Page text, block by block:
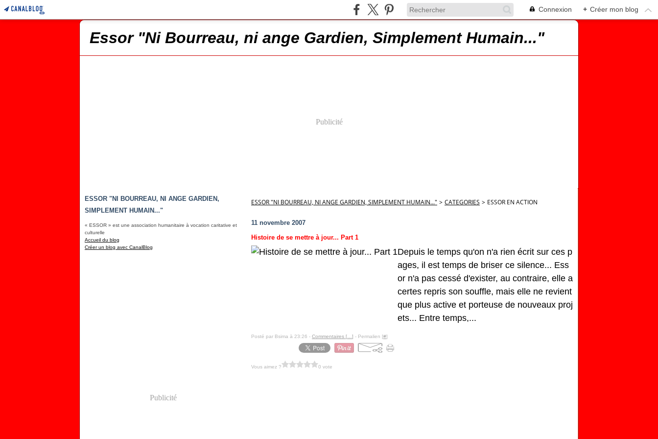
Connexion + Créer mon blog
Essor "Ni Bourreau, ni ange Gardien, Simplement Humain..."
Publicité
ESSOR "NI BOURREAU, NI ANGE GARDIEN,
SIMPLEMENT HUMAIN..."
« ESSOR » est une association humanitaire à vocation caritative et
culturelle
Accueil du blog
Créer un blog avec CanalBlog
Publicité
ESSOR "NI BOURREAU, NI ANGE GARDIEN, SIMPLEMENT HUMAIN..." > CATEGORIES > ESSOR EN ACTION
11 novembre 2007
Histoire de se mettre à jour... Part 1
Depuis le temps qu'on n'a rien écrit sur ces p
ages, il est temps de briser ce silence... Ess
or n'a pas cessé d'exister, au contraire, elle a
certes repris son souffle, mais elle ne revient
que plus active et porteuse de nouveaux proj
ets... Entre temps,...
Posté par Bsima à 23:26 - Commentaires [ ] - Permalien [#]
Vous aimez ? 0 vote